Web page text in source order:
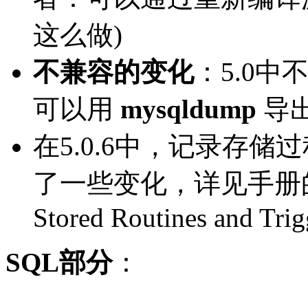
这么做)
不兼容的变化：5.0中
可以用 mysqldump 导
在5.0.6中，记录存储
了一些变化，详见手
Stored Routines and
SQL部分：